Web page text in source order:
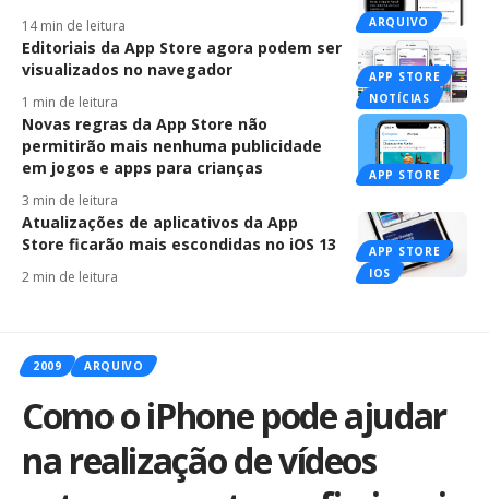
ARQUIVO
14 min de leitura
APP STORE
NOTÍCIAS
Editoriais da App Store agora podem ser
visualizados no navegador
1 min de leitura
APP STORE
Novas regras da App Store não
permitirão mais nenhuma publicidade
em jogos e apps para crianças
3 min de leitura
APP STORE
IOS
Atualizações de aplicativos da App
Store ficarão mais escondidas no iOS 13
2 min de leitura
2009 ARQUIVO
Como o iPhone pode ajudar
na realização de vídeos